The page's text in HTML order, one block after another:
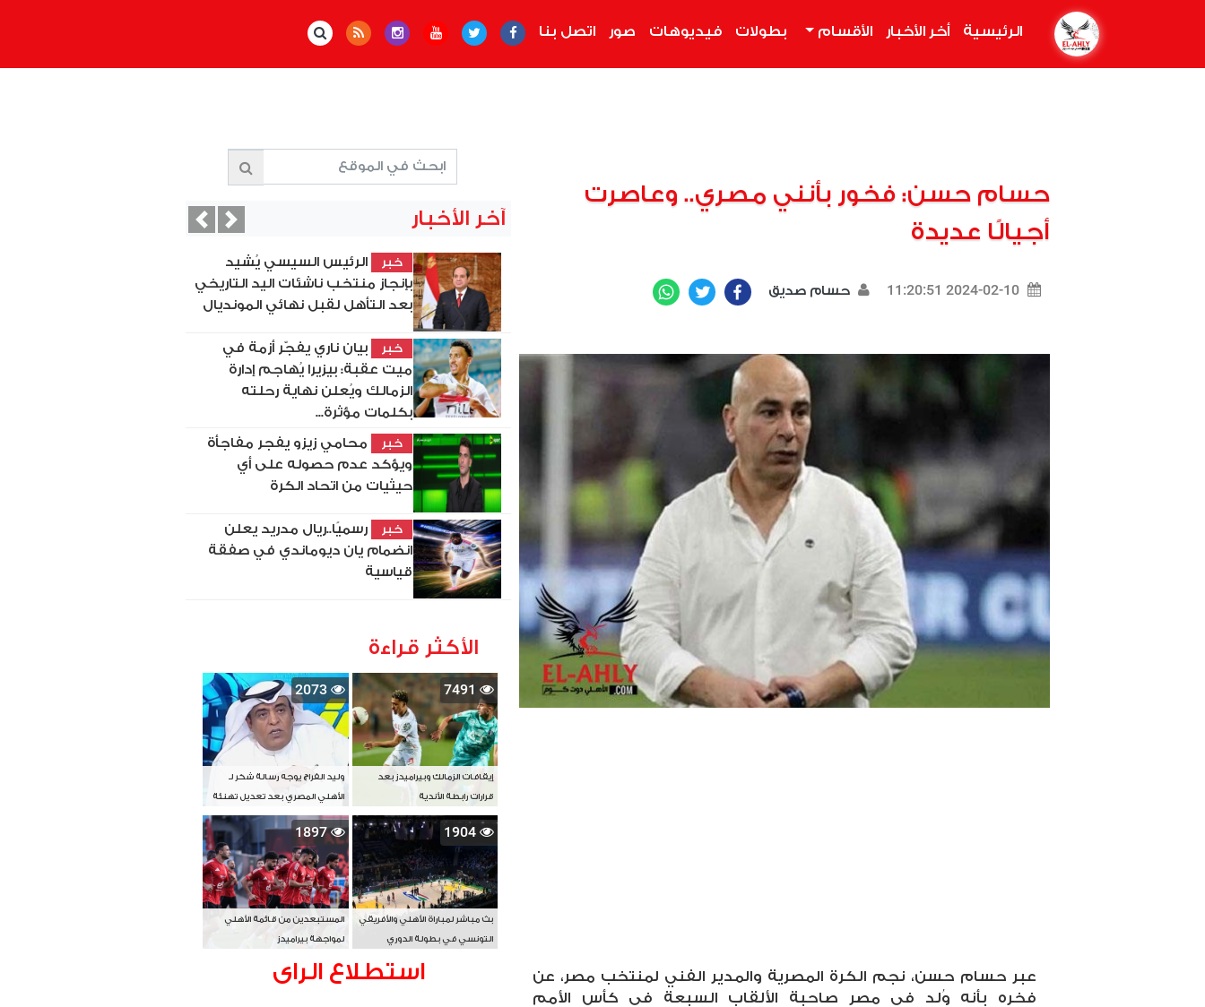
الرئيسية أخر الأخبار الأقسام بطولات فيديوهات صور اتصل بنا
حسام حسن: فخور بأنني مصري.. وعاصرت
أجيالًا عديدة
2024-02-10 11:20:51 حسام صديق Facebook
Twitter
عبر حسام حسن، نجم الكرة المصرية والمدير الفني لمنتخب مصر، عن
فخره بأنه وُلد في مصر صاحبة الألقاب السبعة في كأس الأمم
آخر الأخبار
خبر
الرئيس السيسي يُشيد
بإنجاز منتخب ناشئات اليد التاريخي
بعد التأهل لقبل نهائي المونديال
خبر
بيان ناري يفجّر أزمة في
ميت عقبة: بيزيرا يُهاجم إدارة
الزمالك ويُعلن نهاية رحلته
بكلمات مؤثرة...
خبر
محامي زيزو يفجر مفاجأة
ويؤكد عدم حصوله على أي
حيثيات من اتحاد الكرة
خبر
رسميًا..ريال مدريد يعلن
انضمام يان ديوماندي في صفقة
قياسية
PreviousNext
الأكثر قراءة
7491
إيقافات الزمالك وبيراميدز بعد
قرارات رابطة الأندية
2073
وليد الفراج يوجه رسالة شكر لـ
الأهلي المصري بعد تعديل تهنئة
بطل آسيا
1904
بث مباشر لمباراة الأهلي والأفريقي
التونسي في بطولة الدوري
1897
المستبعدين من قائمة الأهلي
لمواجهة بيراميدز
استطلاع الراى